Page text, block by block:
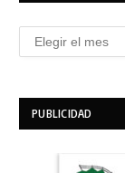
Archivos
PUBLICIDAD